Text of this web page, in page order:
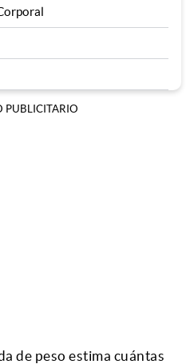
PUBLICITARIO
de peso estima cuántas